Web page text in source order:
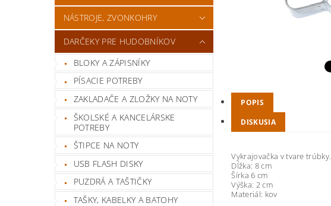
NÁSTROJE, ZVONKOHRY
DARČEKY PRE HUDOBNÍKOV
BLOKY A ZÁPISNÍKY
PÍSACIE POTREBY
ZAKLADAČE A ZLOŽKY NA NOTY
ŠKOLSKÉ A KANCELÁRSKE
POTREBY
ŠTIPCE NA NOTY
USB FLASH DISKY
PUZDRÁ A TAŠTIČKY
TAŠKY, KABELKY A BATOHY
POPIS
DISKUSIA
Vykrajovačka v tvare trúbky.
Dĺžka: 8 cm
Šírka 6 cm
Výška: 2 cm
Materiál: kov